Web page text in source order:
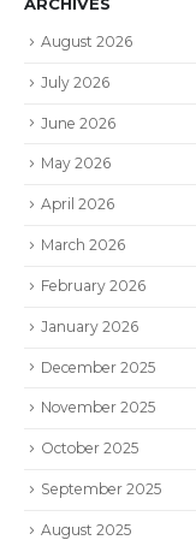
August 2026
July 2026
June 2026
May 2026
April 2026
March 2026
February 2026
January 2026
December 2025
November 2025
October 2025
September 2025
August 2025